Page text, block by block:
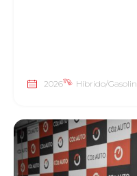
2026 Híbrido/